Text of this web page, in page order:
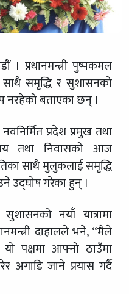
। प्रधानमन्त्री पुष्पकमल
साथै समृद्धि र सुशासनको
नरहेको बताएका छन् ।
प्रदेश प्रमुख तथा
तथा निवासको आज
साथै मुलुकलाई समृद्धि
उद्घोष गरेका हुन् ।
नयाँ यात्रामा
दाहालले भने, “मैले
पक्षमा आफ्नो ठाउँमा
अगाडि जाने प्रयास गर्दै